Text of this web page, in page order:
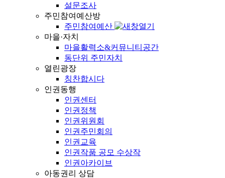
설문조사
주민참여예산방
주민참여예산
마을·자치
마을활력소&커뮤니티공간
동단위 주민자치
열린광장
칭찬합시다
인권동행
인권센터
인권정책
인권위원회
인권주민회의
인권교육
인권작품 공모 수상작
인권아카이브
아동권리 상담